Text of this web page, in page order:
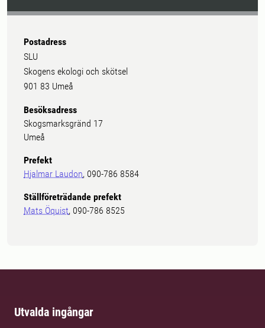
Postadress
SLU
Skogens ekologi och skötsel
901 83 Umeå
Besöksadress
Skogsmarksgränd 17
Umeå
Prefekt
Hjalmar Laudon, 090-786 8584
Ställföreträdande prefekt
Mats Öquist, 090-786 8525
Utvalda ingångar